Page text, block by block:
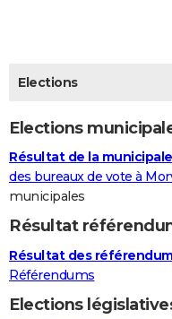
CARTE DE VOEUX
Carte de Noël
Carte Bonne année
Carte Saint-Valentin
Carte Pâques
Carte d'anniversaire
DICTIONNAIRE
Dictionnaire
Biographies
Citations
Expressions
Proverbes
PROGRAMME TV
S'inscrire
Se connecter
Lycées
Collèges
Primaires
Universités
Entreprises
Service militaire
Avis de recherche
AVIS DE DÉCÈS
FORUM
Elections
Elections
Résultat de la
des bureaux de vote à
municipales
Résultat
Résultat des
Référendums
Elections